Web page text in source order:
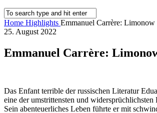
Home Highlights Emmanuel Carrère: Limonow
25. August 2022
Emmanuel Carrère:
Das Enfant terrible der russischen Literatur
eine der umstrittensten und widersprüchlichsten
Sein abenteuerliches Leben führte er mit